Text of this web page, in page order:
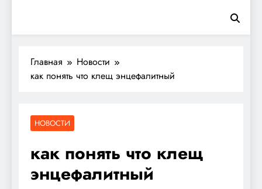
Главная
Новости
как понять что клещ энцефалитный
НОВОСТИ
как понять что клещ
энцефалитный